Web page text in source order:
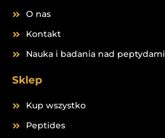
O nas
Kontakt
Nauka i badania nad peptydami
Sklep
Kup wszystko
Peptides